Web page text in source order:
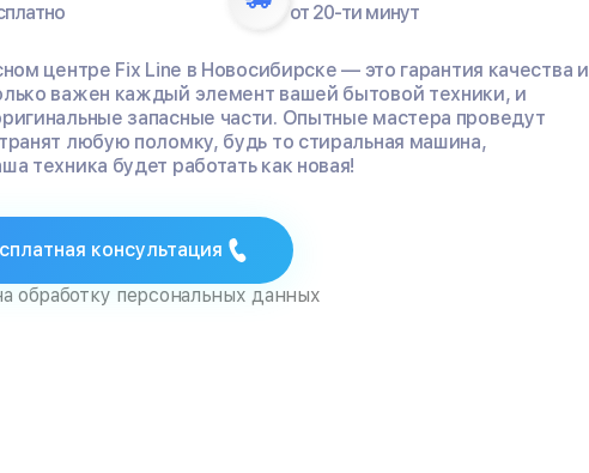
от 20-ти минут
центре Fix Line в Новосибирске — это гарантия качества и
важен каждый элемент вашей бытовой техники, и
запасные части. Опытные мастера проведут
любую поломку, будь то стиральная машина,
техника будет работать как новая!
консультация
обработку персональных данных